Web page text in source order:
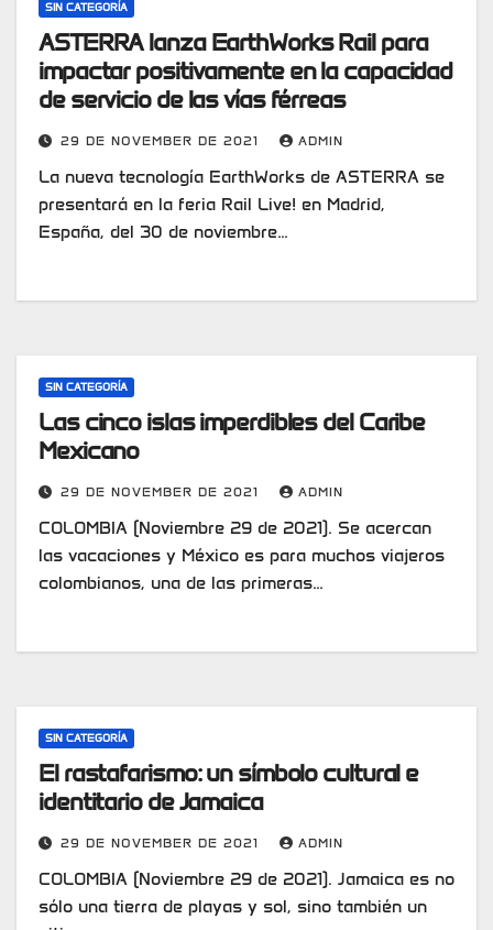
SIN CATEGORÍA
ASTERRA lanza EarthWorks Rail para
impactar positivamente en la capacidad
de servicio de las vías férreas
29 DE NOVEMBER DE 2021 ADMIN
La nueva tecnología EarthWorks de ASTERRA se
presentará en la feria Rail Live! en Madrid,
España, del 30 de noviembre…
SIN CATEGORÍA
Las cinco islas imperdibles del Caribe
Mexicano
29 DE NOVEMBER DE 2021 ADMIN
COLOMBIA (Noviembre 29 de 2021). Se acercan
las vacaciones y México es para muchos viajeros
colombianos, una de las primeras…
SIN CATEGORÍA
El rastafarismo: un símbolo cultural e
identitario de Jamaica
29 DE NOVEMBER DE 2021 ADMIN
COLOMBIA (Noviembre 29 de 2021). Jamaica es no
sólo una tierra de playas y sol, sino también un